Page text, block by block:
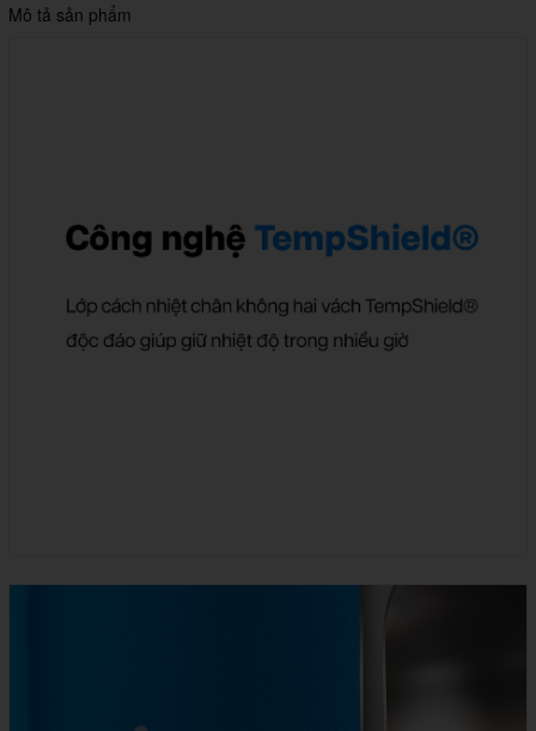
Mô tả sản phẩm